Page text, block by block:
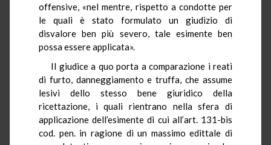
offensive, «nel mentre, rispetto a condotte per
le quali è stato formulato un giudizio di
disvalore ben più severo, tale esimente ben
possa essere applicata».
Il giudice a quo porta a comparazione i reati
di furto, danneggiamento e truffa, che assume
lesivi dello stesso bene giuridico della
ricettazione, i quali rientrano nella sfera di
applicazione dell’esimente di cui all’art. 131-bis
cod. pen. in ragione di un massimo edittale di